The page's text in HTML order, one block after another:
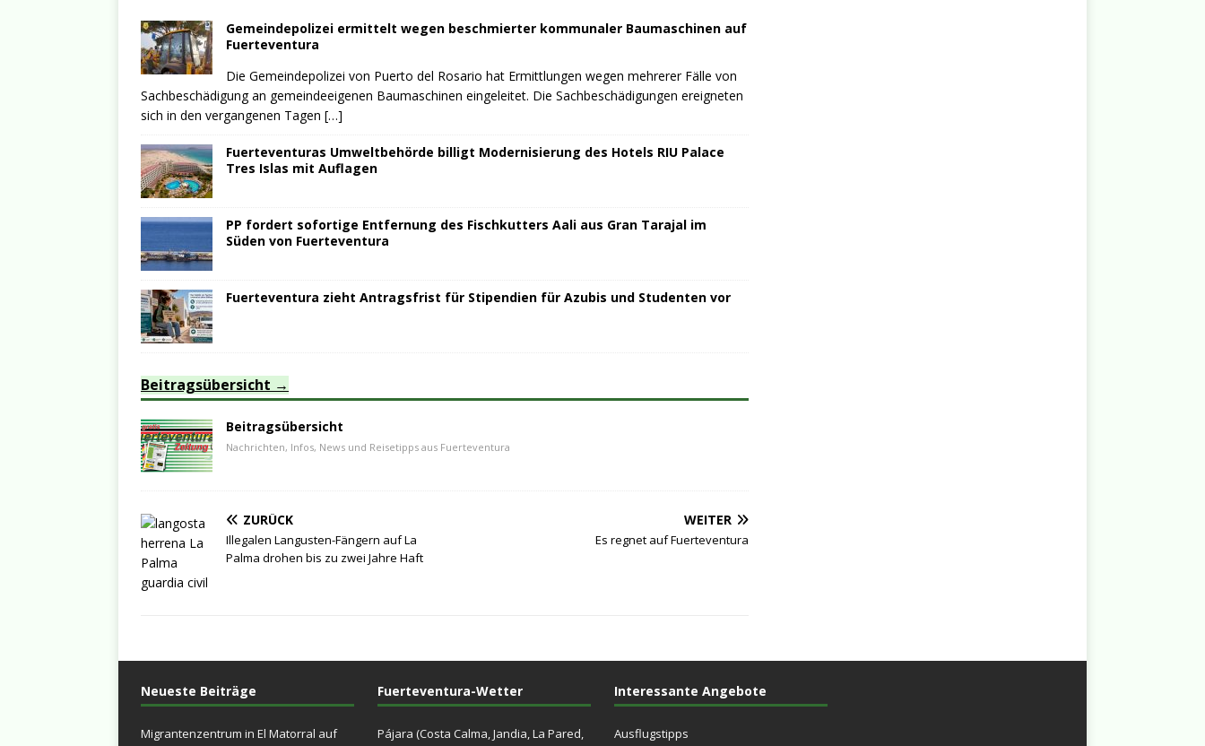
Gemeindepolizei ermittelt wegen beschmierter kommunaler Baumaschinen auf
Fuerteventura
Die Gemeindepolizei von Puerto del Rosario hat Ermittlungen wegen mehrerer Fälle von
Sachbeschädigung an gemeindeeigenen Baumaschinen eingeleitet. Die Sachbeschädigungen ereigneten
sich in den vergangenen Tagen […]
Fuerteventuras Umweltbehörde billigt Modernisierung des Hotels RIU Palace
Tres Islas mit Auflagen
PP fordert sofortige Entfernung des Fischkutters Aali aus Gran Tarajal im
Süden von Fuerteventura
Fuerteventura zieht Antragsfrist für Stipendien für Azubis und Studenten vor
Beitragsübersicht
Beitragsübersicht
Nachrichten, Infos, News und Reisetipps aus Fuerteventura
ZURÜCK
Illegalen Langusten-Fängern auf La
Palma drohen bis zu zwei Jahre Haft
WEITER
Es regnet auf Fuerteventura
Neueste Beiträge
Migrantenzentrum in El Matorral auf
Fuerteventura-Wetter
Pájara (Costa Calma, Jandia, La Pared,
Interessante Angebote
Ausflugstipps